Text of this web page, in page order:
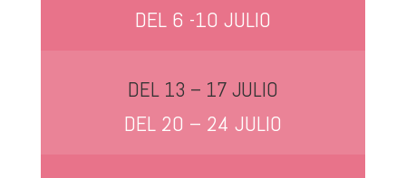
DEL 6 -10 JULIO
DEL 13 – 17 JULIO
DEL 20 – 24 JULIO